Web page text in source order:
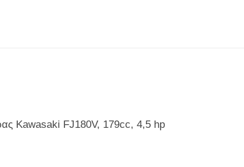
Kawasaki FJ180V, 179cc, 4,5 hp